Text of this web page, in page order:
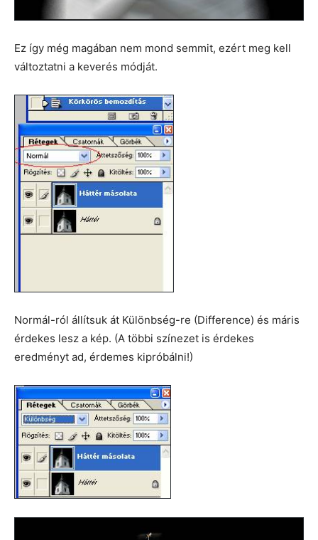
Ez így még magában nem mond semmit, ezért meg kell
változtatni a keverés módját.
Normál-ról állítsuk át Különbség-re (Difference) és máris
érdekes lesz a kép. (A többi színezet is érdekes
eredményt ad, érdemes kipróbálni!)